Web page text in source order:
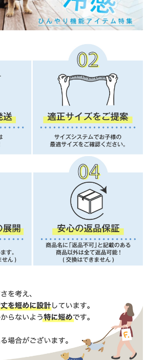
クス（ポリエステル100%）
95%・ポリウレタン5%）
ネット使用。アイロンは当て布をして中温。
犬、柴犬、シュナウザー、コーギー、アメリカ
シェットランド・シープドッグ、ビーグル、ボ
いは？
めたり引っかいたりするのを防ぐためのウエア
ストレスを軽減しつつ、動きやすさも確保でき
がある子やヒート（生理）期間中の女の子に使
ためのものです。
う子に使えますか？
保護を目的とした設計です。
していません。
で覆える「皮膚保護服」シリーズをご検討くだ
違いは？
伸縮性重視。体型が大きめの子・よく動く子向
は？
を目的とし、エリザベスカラーの代替として短
ギー・過剰グルーミング対策用で、長期間の着